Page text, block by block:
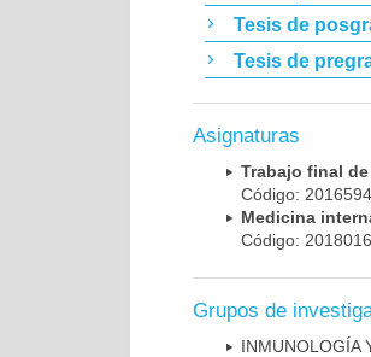
Tesis de
Tesis de
Asignaturas
Trabajo final
Código:
Medicina
Código:
Grupos de
INMUNOLOGÍA